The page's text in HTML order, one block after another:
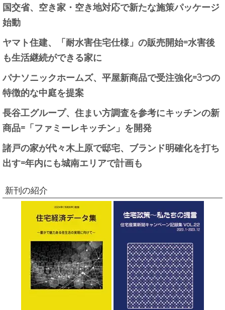
国交省、空き家・空き地対応で新たな施策パッケージ
始動
ヤマト住建、「耐水害住宅仕様」の販売開始=水害後
も生活継続ができる家に
パナソニックホームズ、平屋新商品で受注強化=3つの
特徴的な中庭を提案
長谷工グループ、住まい方調査を参考にキッチンの新
商品=「ファミーレキッチン」を開発
諸戸の家が代々木上原で邸宅、ブランド明確化を打ち
出す=年内にも城南エリアで計画も
新刊の紹介